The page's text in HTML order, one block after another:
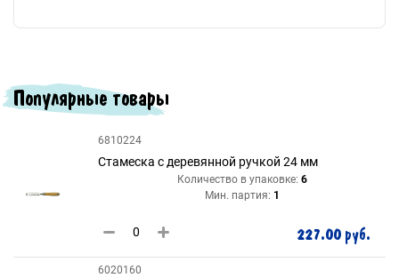
Популярные товары
6810224
Стамеска с деревянной ручкой 24 мм
Количество в упаковке: 6
Мин. партия: 1
227.00 руб.
6020160